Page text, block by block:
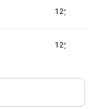
12分鐘
12分鐘